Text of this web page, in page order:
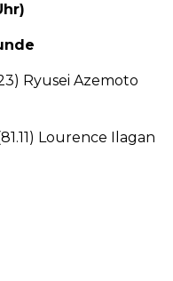
Ryusei Azemoto
Lourence Ilagan